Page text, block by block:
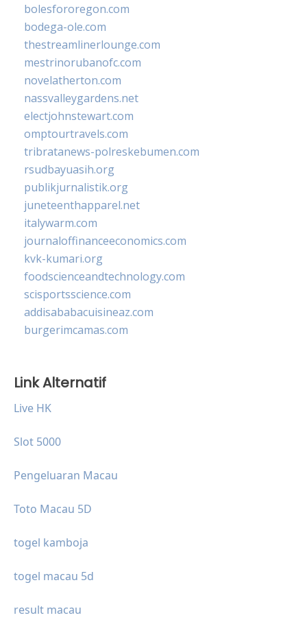
bolesfororegon.com
bodega-ole.com
thestreamlinerlounge.com
mestrinorubanofc.com
novelatherton.com
nassvalleygardens.net
electjohnstewart.com
omptourtravels.com
tribratanews-polreskebumen.com
rsudbayuasih.org
publikjurnalistik.org
juneteenthapparel.net
italywarm.com
journaloffinanceeconomics.com
kvk-kumari.org
foodscienceandtechnology.com
scisportsscience.com
addisababacuisineaz.com
burgerimcamas.com
Link Alternatif
Live HK
Slot 5000
Pengeluaran Macau
Toto Macau 5D
togel kamboja
togel macau 5d
result macau